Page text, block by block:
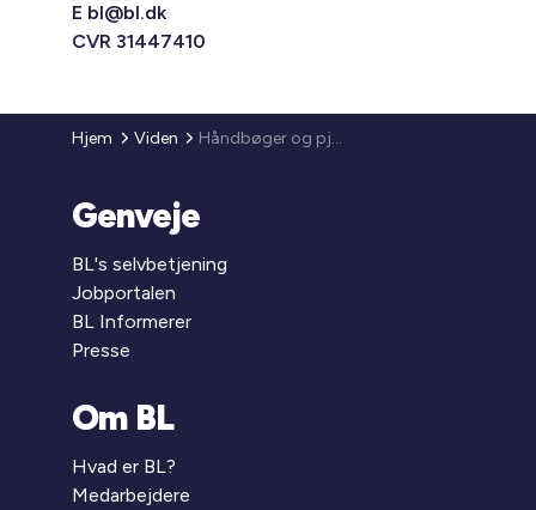
E bl@bl.dk
CVR 31447410
Hjem Viden Håndbøger og pjecer
Genveje
BL's selvbetjening
Jobportalen
BL Informerer
Presse
Om BL
Hvad er BL?
Medarbejdere